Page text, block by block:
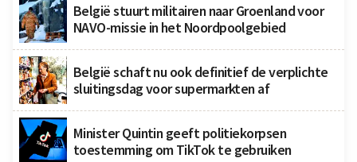
België stuurt militairen naar Groenland voor
NAVO-missie in het Noordpoolgebied
België schaft nu ook definitief de verplichte
sluitingsdag voor supermarkten af
Minister Quintin geeft politiekorpsen
toestemming om TikTok te gebruiken